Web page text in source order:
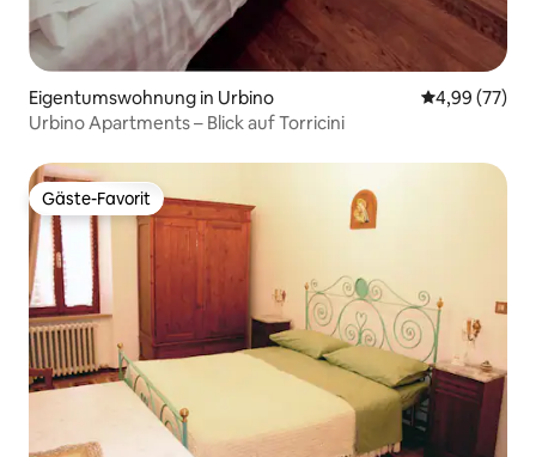
Eigentumswohnung in Urbino
4,99 (77)
Urbino Apartments – Blick auf Torricini
Gäste-Favorit
Gäste-Favorit